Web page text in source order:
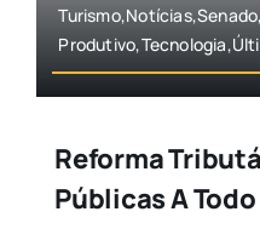
Reforma
Públicas A